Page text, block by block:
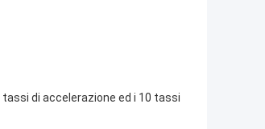
di accelerazione ed i 10 tassi